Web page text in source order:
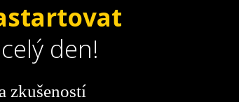
den!
zkušeností